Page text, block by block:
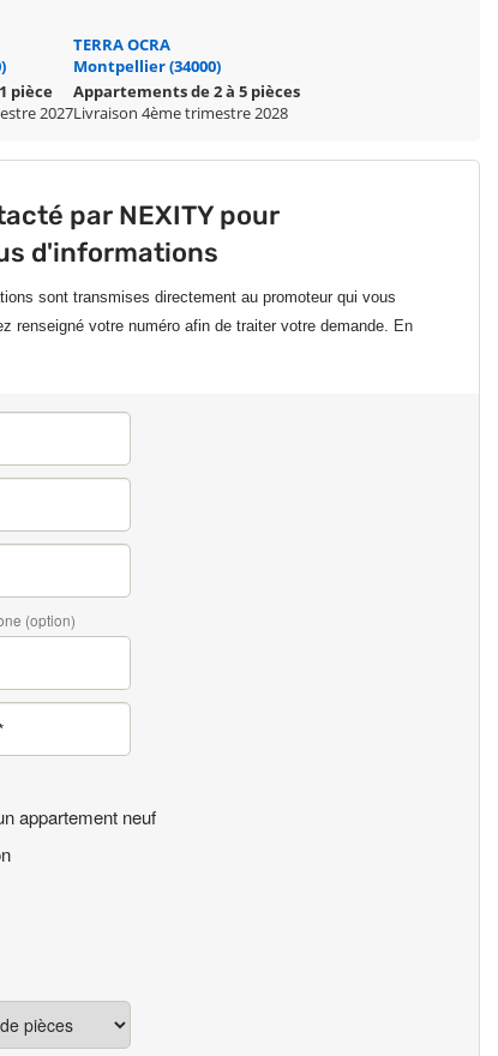
pièce
2027
TERRA OCRA
Montpellier (34000)
Appartements de 2 à 5 pièces
Livraison 4ème trimestre 2028
par NEXITY pour
d'informations
sont transmises directement au promoteur qui vous
renseigné votre numéro afin de traiter votre demande. En
(option)
appartement neuf